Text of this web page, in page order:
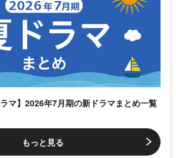
ラマ】2026年7月期の新ドラマまとめ一覧
もっと見る